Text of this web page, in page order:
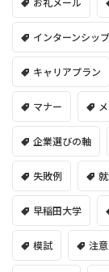
インターンシップ
キャリアプラン
マナー
企業選びの軸
失敗例
早稲田大学
模試 注